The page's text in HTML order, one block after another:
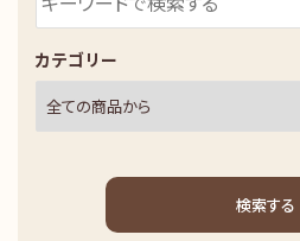
カテゴリー
検索する